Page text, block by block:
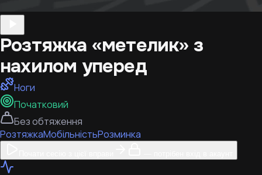
Розтяжка «метелик» з
нахилом уперед
Ноги
Початковий
Без обтяження
РозтяжкаМобільністьРозминка